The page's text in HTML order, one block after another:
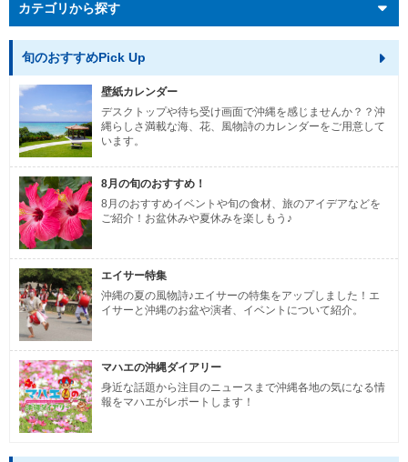
カテゴリから探す
旬のおすすめPick Up
壁紙カレンダー
デスクトップや待ち受け画面で沖縄を感じませんか？？沖
縄らしさ満載な海、花、風物詩のカレンダーをご用意して
います。
8月の旬のおすすめ！
8月のおすすめイベントや旬の食材、旅のアイデアなどを
ご紹介！お盆休みや夏休みを楽しもう♪
エイサー特集
沖縄の夏の風物詩♪エイサーの特集をアップしました！エ
イサーと沖縄のお盆や演者、イベントについて紹介。
マハエの沖縄ダイアリー
身近な話題から注目のニュースまで沖縄各地の気になる情
報をマハエがレポートします！